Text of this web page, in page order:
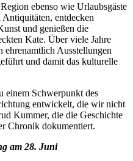
ebenso wie Urlaubsgäste
entdecken
und genießen die
Kate. Über viele Jahre
ehrenamtlich Ausstellungen
und damit das kulturelle
einem Schwerpunkt des
entwickelt, die wir nicht
Kummer, die die Geschichte
Chronik dokumentiert.
am 28. Juni